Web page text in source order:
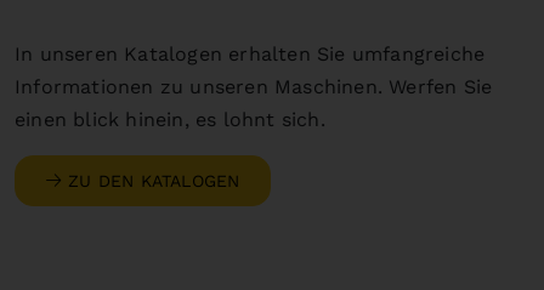
In unseren Katalogen erhalten Sie umfangreiche
Informationen zu unseren Maschinen. Werfen Sie
einen blick hinein, es lohnt sich.
ZU DEN KATALOGEN